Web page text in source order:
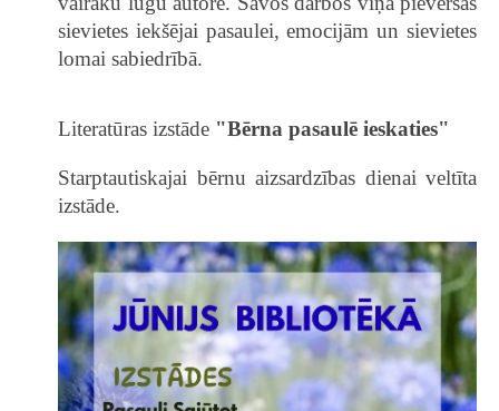
sievietes iekšējai pasaulei, emocijām un sievietes
lomai sabiedrībā.
Literatūras izstāde "Bērna pasaulē ieskaties"
Starptautiskajai bērnu aizsardzības dienai veltīta
izstāde.